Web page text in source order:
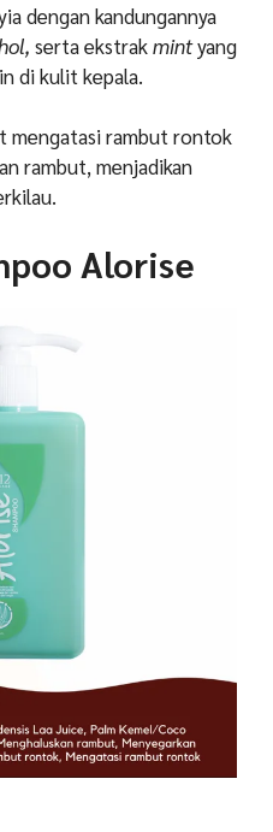
dengan kandungannya
serta ekstrakmintyang
di kulit kepala.
mengatasi rambut rontok
rambut, menjadikan
Alorise